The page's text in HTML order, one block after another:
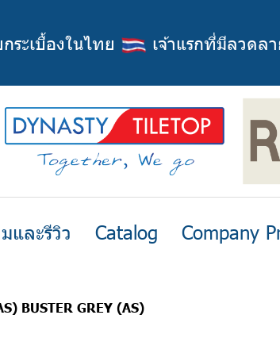
ระเบื้องในไทย เจ้าแรกที่มีลวดล
และรีวิว Catalog Company
BUSTER GREY (AS)